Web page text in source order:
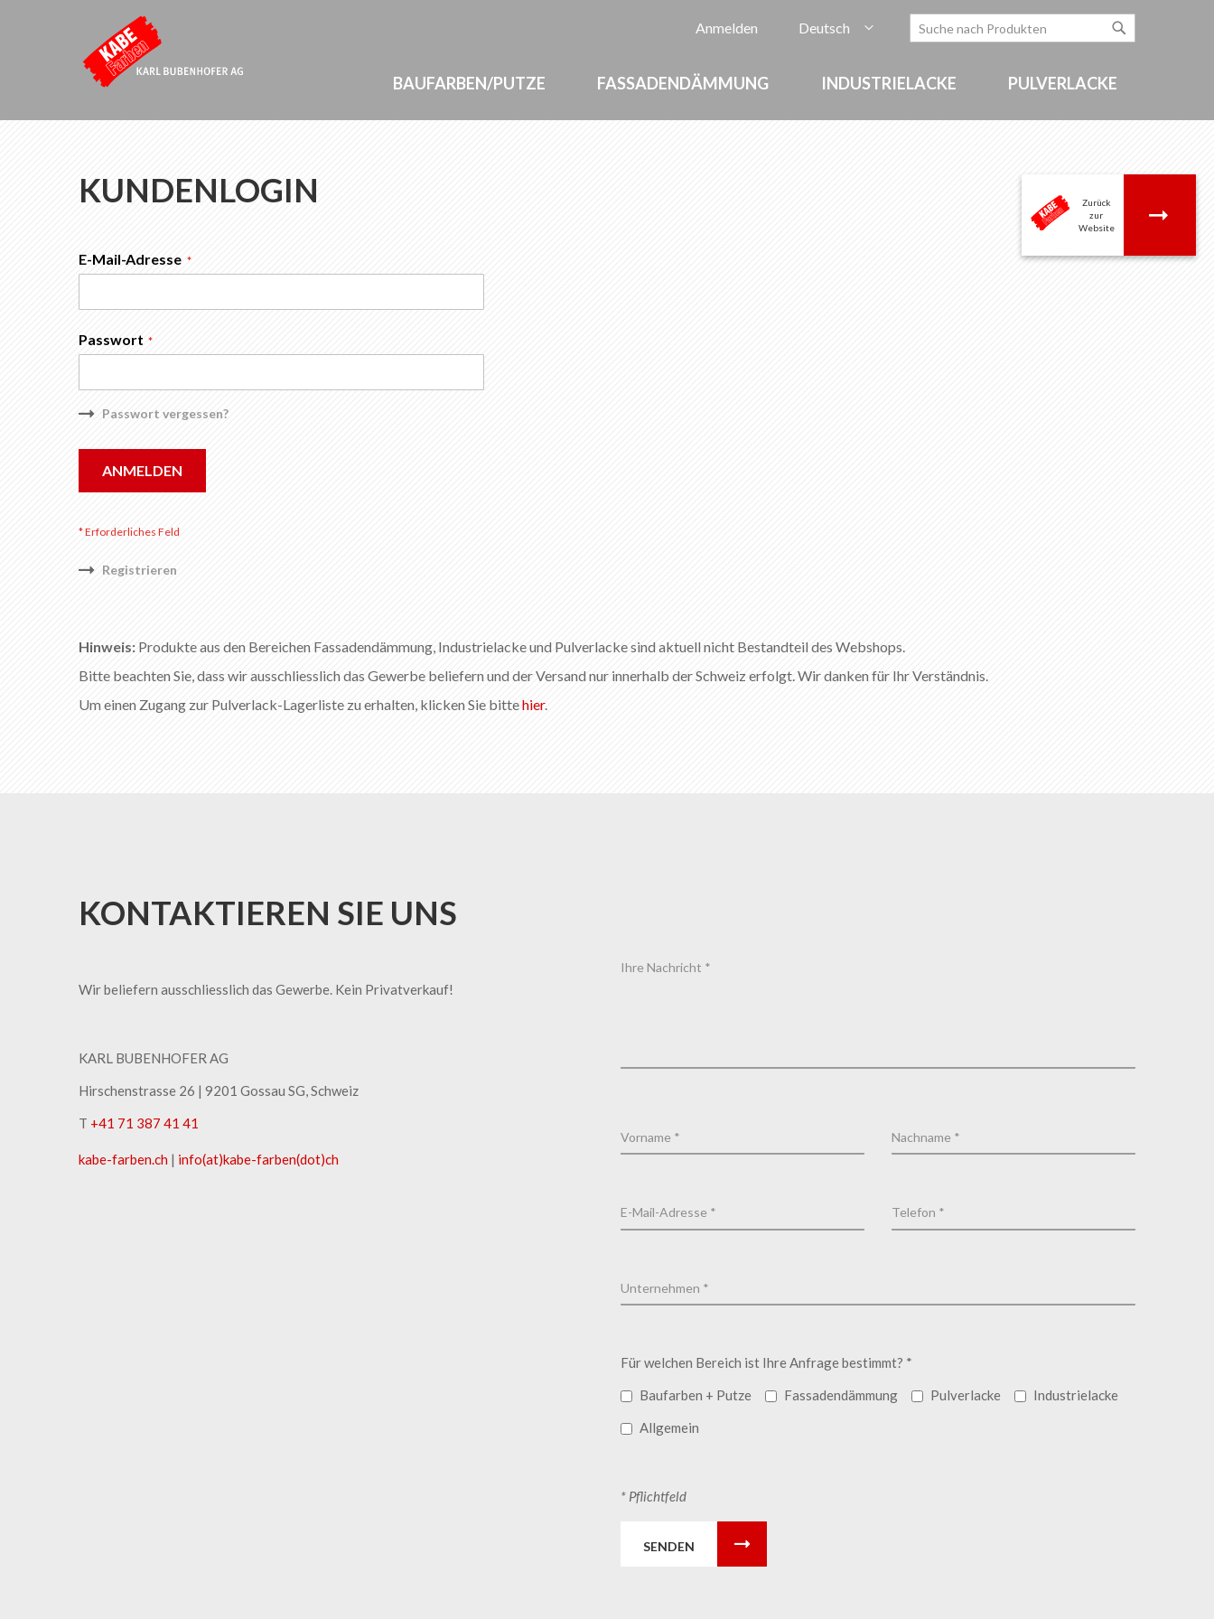
Anmelden
Deutsch
Search
Zurück
zur
Website
BAUFARBEN/PUTZE FASSADENDÄMMUNG INDUSTRIELACKE PULVERLACKE
KUNDENLOGIN
E-Mail-Adresse
Passwort
ANMELDEN
Passwort vergessen?
Registrieren
Hinweis: Produkte aus den Bereichen Fassadendämmung, Industrielacke und Pulverlacke sind aktuell nicht Bestandteil des Webshops.
Bitte beachten Sie, dass wir ausschliesslich das Gewerbe beliefern und der Versand nur innerhalb der Schweiz erfolgt. Wir danken für Ihr Verständnis.
Um einen Zugang zur Pulverlack-Lagerliste zu erhalten, klicken Sie bittehier.
KONTAKTIEREN SIE UNS
Wir beliefern ausschliesslich das Gewerbe. Kein Privatverkauf!
KARL BUBENHOFER AG
Hirschenstrasse 26 | ​9201 Gossau SG, Schweiz
T +41 71 387 41 41
kabe-​farben.ch | info(at)kabe-​farben(dot)ch
Für welchen Bereich ist Ihre Anfrage bestimmt? *
Baufarben + Putze
Fassadendämmung Pulverlacke
Industrielacke
Allgemein
* Pflichtfeld
SENDEN